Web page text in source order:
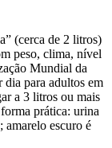
(cerca de 2 litros)
peso, clima, nível
Mundial da
dia para adultos em
a 3 litros ou mais
prática: urina
amarelo escuro é